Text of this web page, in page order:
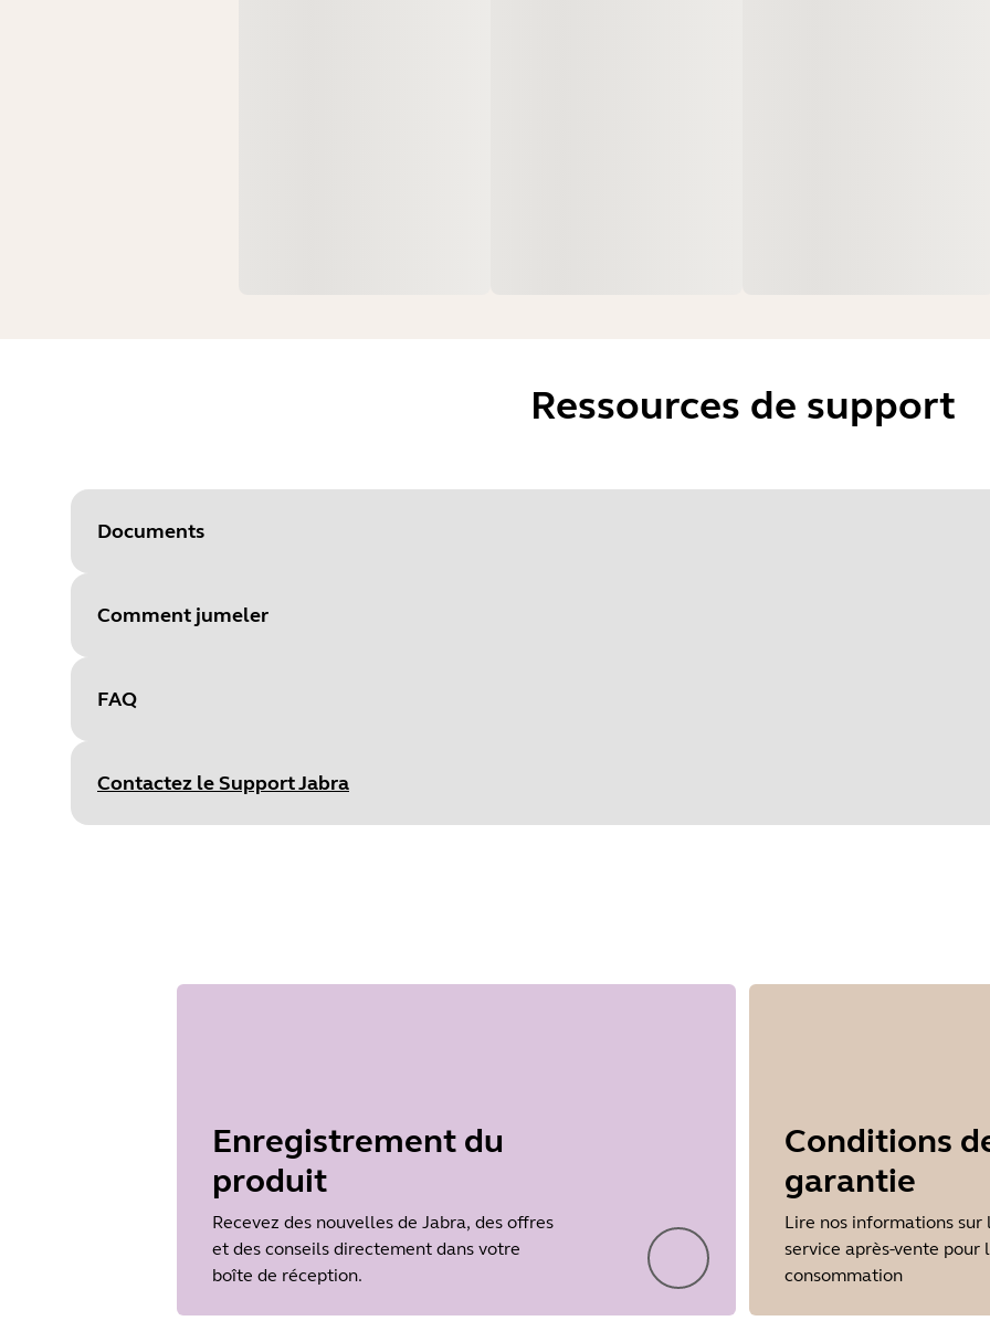
Ressources de support
Documents
Document
Comment jumeler
FAQ
Contactez le Support Jabra
Enregistrement du
produit
Recevez des nouvelles de Jabra, des offres
et des conseils directement dans votre
boîte de réception.
Conditions
garantie
Lire nos informations
service après-vente pour
consommation